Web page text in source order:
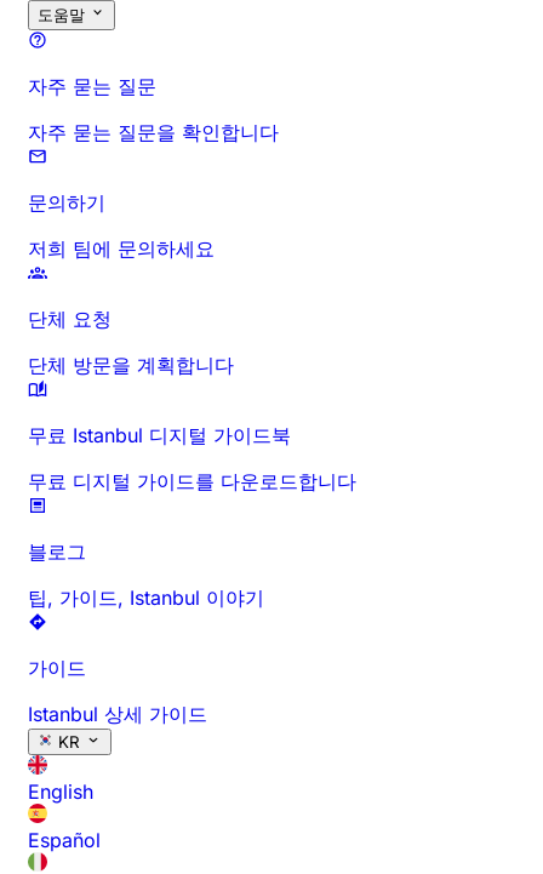
도움말
자주 묻는 질문
자주 묻는 질문을 확인합니다
문의하기
저희 팀에 문의하세요
단체 요청
단체 방문을 계획합니다
무료 Istanbul 디지털 가이드북
무료 디지털 가이드를 다운로드합니다
블로그
팁, 가이드, Istanbul 이야기
가이드
Istanbul 상세 가이드
KR
English
Español